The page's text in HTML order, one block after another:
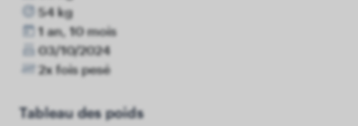
54 kg
1 an, 10 mois
03/10/2024
2x fois pesé
Tableau des poids